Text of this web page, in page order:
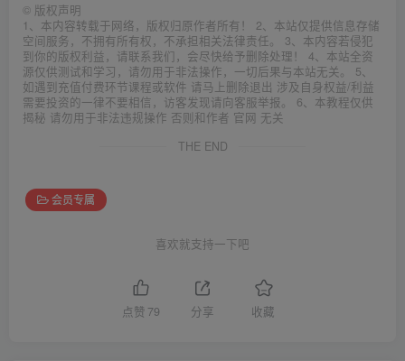
© 版权声明
1、本内容转载于网络，版权归原作者所有！ 2、本站仅提供信息存储
空间服务，不拥有所有权，不承担相关法律责任。 3、本内容若侵犯
到你的版权利益，请联系我们，会尽快给予删除处理！ 4、本站全资
源仅供测试和学习，请勿用于非法操作，一切后果与本站无关。 5、
如遇到充值付费环节课程或软件 请马上删除退出 涉及自身权益/利益
需要投资的一律不要相信，访客发现请向客服举报。 6、本教程仅供
揭秘 请勿用于非法违规操作 否则和作者 官网 无关
THE END
会员专属
喜欢就支持一下吧
点赞 79 分享 收藏